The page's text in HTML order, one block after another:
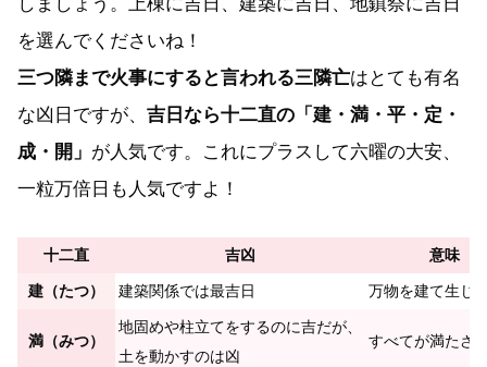
を選んでくださいね！
三つ隣まで火事にすると言われる三隣亡はとても有名
な凶日ですが、 吉日なら十二直の「建・満・平・定・
成・開」 が人気です。これにプラスして六曜の大安、
一粒万倍日も人気ですよ！
十二直 吉凶 意味
建（たつ） 建築関係では最吉日 万物を建て生じ
満（みつ）
地固めや柱立てをするのに吉だが、
土を動かすのは凶
すべてが満たさ